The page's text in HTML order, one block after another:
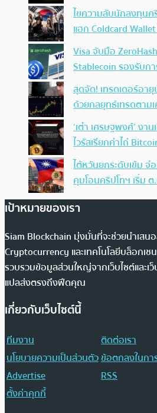
ไขความลับนักลงทุนค
แฮก Coldcard
Visa จับมือ
Stablecoin รองรับกา
สุดจัด! เทรดเดอร์อา
ด้วยกลยุทธ์เทรดตาม
‘เต๋า เศรษฐพงศ์’ งา
ไวรัสเรียกค่าไถ่
ไต้หวันยกระดับเข้ม จ่
คุมโอนคริปโทฯ เริ่ม
เป้าหมายของเรา
Siam Blockchain มุ่งมั่นที่จะช่วยนำเสน
Cryptocurrency และเทคโนโลยีบล็อกเช
รวบรวมข้อมูลส่วนใหญ่จากเว็บไซต์และเ
แปลส่งตรงถึงฟีดคุณ
เกี่ยวกับเว็บไซต์นี้
ทีมงาน
ติดต่อเรา
นโยบายความเป็นส่วนตัวข้อตกลงในกา
Advertise
RSS
ตั้งค่าคุกกี้